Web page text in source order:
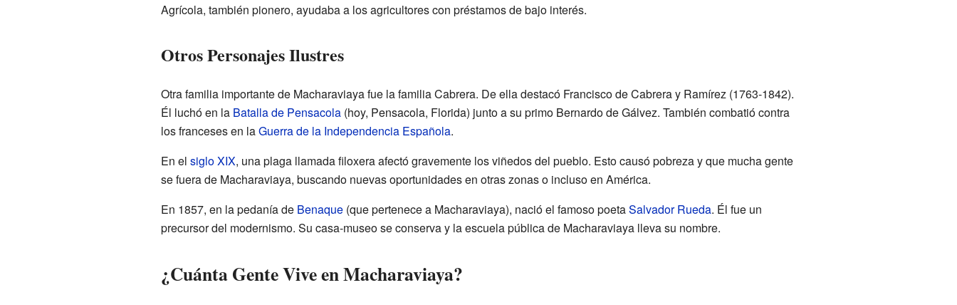
Agrícola, también pionero, ayudaba a los agricultores con préstamos de bajo interés.
Otros Personajes Ilustres
Otra familia importante de Macharaviaya fue la familia Cabrera. De ella destacó Francisco de Cabrera y Ramírez (1763-1842).
Él luchó en la Batalla de Pensacola(hoy, Pensacola, Florida) junto a su primo Bernardo de Gálvez. También combatió contra
los franceses en laGuerra de la Independencia Española.
En el siglo XIX, una plaga llamada filoxera afectó gravemente los viñedos del pueblo. Esto causó pobreza y que mucha gente
se fuera de Macharaviaya, buscando nuevas oportunidades en otras zonas o incluso en América.
En 1857, en la pedanía de Benaque(que pertenece a Macharaviaya), nació el famoso poetaSalvador Rueda. Él fue un
precursor del modernismo. Su casa-museo se conserva y la escuela pública de Macharaviaya lleva su nombre.
¿Cuánta Gente Vive en Macharaviaya?